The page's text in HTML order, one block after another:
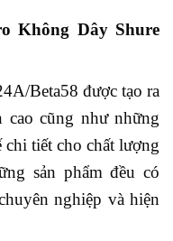
Không Dây Shure
Beta58 được tạo ra
cao cũng như những
tiết cho chất lượng
sản phẩm đều có
nghiệp và hiện